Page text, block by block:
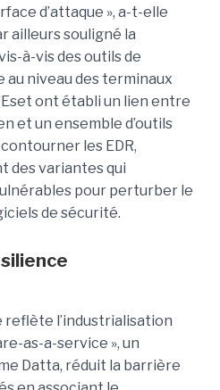
d’attaque », a-t-elle
ailleurs souligné la
à-vis des outils de
niveau des terminaux
ont établi un lien entre
et un ensemble d’outils
les EDR,
des variantes qui
pour perturber le
de sécurité.
reflète l’industrialisation
as-a-service », un
Datta, réduit la barrière